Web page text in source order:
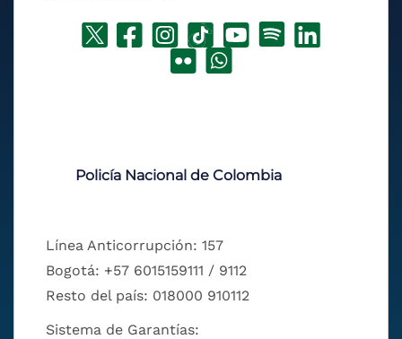
Policía Nacional de Colombia
Línea Anticorrupción: 157
Bogotá: +57 6015159111 / 9112
Resto del país: 018000 910112
Sistema de Garantías: